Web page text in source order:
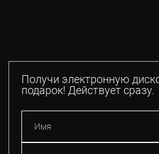
Получи электронную
подарок! Действует сразу.